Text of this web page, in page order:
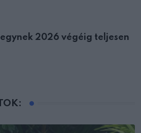
2026 végéig teljesen